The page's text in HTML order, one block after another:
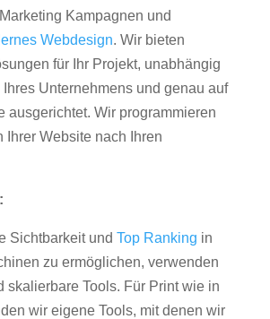
Kampagnen und
Webdesign. Wir bieten
für Ihr Projekt, unabhängig
Unternehmens und genau auf
ausgerichtet. Wir programmieren
Ihrer Website nach Ihren
Sichtbarkeit und Top Ranking in
zu ermöglichen, verwenden
skalierbare Tools. Für Print wie in
wir eigene Tools, mit denen wir